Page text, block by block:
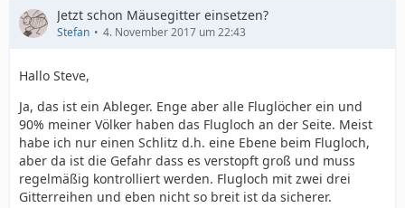
Jetzt schon Mäusegitter einsetzen?
Stefan 4. November 2017 um 22:43
Hallo Steve,
Ja, das ist ein Ableger. Enge aber alle Fluglöcher ein und
90% meiner Völker haben das Flugloch an der Seite. Meist
habe ich nur einen Schlitz d.h. eine Ebene beim Flugloch,
aber da ist die Gefahr dass es verstopft groß und muss
regelmäßig kontrolliert werden. Flugloch mit zwei drei
Gitterreihen und eben nicht so breit ist da sicherer.